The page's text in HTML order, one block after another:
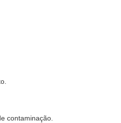
contaminação.